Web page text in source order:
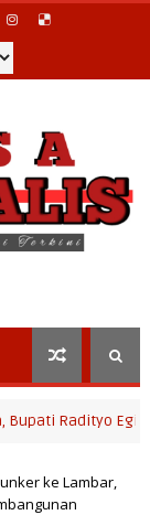
Egi Pastikan
ke Lambar,